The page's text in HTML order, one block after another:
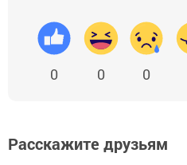
0 0 0
Расскажите друзьям